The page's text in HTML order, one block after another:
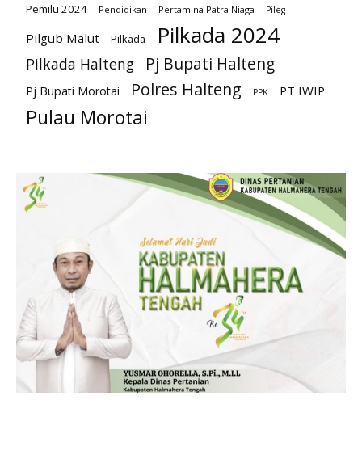
Pemilu 2024
Pendidikan Pertamina Patra Niaga Pileg
Pilgub Malut Pilkada Pilkada 2024
Pilkada Halteng Pj Bupati Halteng
Pj Bupati Morotai Polres Halteng PPK PT IWIP
Pulau Morotai